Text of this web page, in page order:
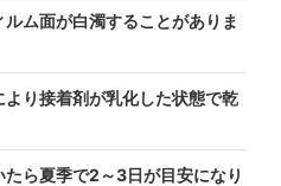
ム面が白濁することがありま
り接着剤が乳化した状態で乾
ら夏季で2～3日が目安になり